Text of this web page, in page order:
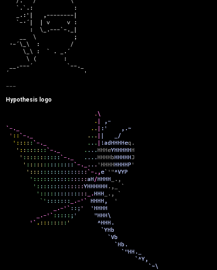
   `.`.:            :
   _.:'|   ,--------|
   `-·´|  | v     v :
       :  \_.---`-._|
    __  \           ;
·-´\_\  :         /
     \_\ :  ` . _.´
      \ (        :
__.---´          `--._
´                      '
Hypothesis logo
. \
. |
,-
`-._
. . | :'
,.~
' :: `-._ . . . | |
_/
': : : : : `-._ . . . | !adHHHHeq.
' : : : : : : :: `-._ . . . .HHHeYHHHHHH
' : : : : : : : : : :: `-._ . . . .HHHHbHHHHHJ
' : : : :: :: :: : :: : : `-._ . . . 'HHHHHHHHP '
'::: : : ::::: : : :: : : : `-.,e`'"^VYP
':::: : : :: : : : : : : :: aH/HHHH _.,
': : : ::: : : :: : : ::YHHHHHH .,_
`
':: : : :: : : :: : : :: _.HHH _.,
`
`' ::::: : : _.-'` HHHH,
'
_.-'` : : ; '
'HHHH
_.-'` : : : : : ; '
"HHH\
'` . : : : : : : : : '
^HHH.
`YHb
`Vb
`Hb.
`"HH._
`^Y,
`~\